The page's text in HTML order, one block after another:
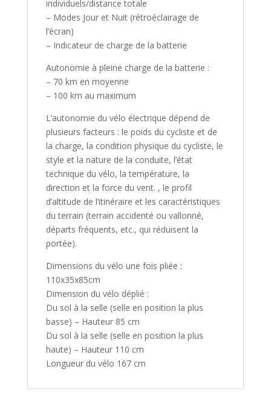
individuels/distance totale
– Modes Jour et Nuit (rétroéclairage de
l’écran)
– Indicateur de charge de la batterie
Autonomie à pleine charge de la batterie :
– 70 km en moyenne
– 100 km au maximum
L’autonomie du vélo électrique dépend de
plusieurs facteurs : le poids du cycliste et de
la charge, la condition physique du cycliste, le
style et la nature de la conduite, l’état
technique du vélo, la température, la
direction et la force du vent. , le profil
d’altitude de l’itinéraire et les caractéristiques
du terrain (terrain accidenté ou vallonné,
départs fréquents, etc., qui réduisent la
portée).
Dimensions du vélo une fois pliée :
110x35x85cm
Dimension du vélo déplié :
Du sol à la selle (selle en position la plus
basse) – Hauteur 85 cm
Du sol à la selle (selle en position la plus
haute) – Hauteur 110 cm
Longueur du vélo 167 cm